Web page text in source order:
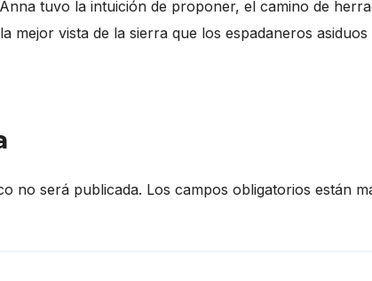
tuvo la intuición de proponer, el camino de
mejor vista de la sierra que los espadaneros
no será publicada. Los campos obligatorios están